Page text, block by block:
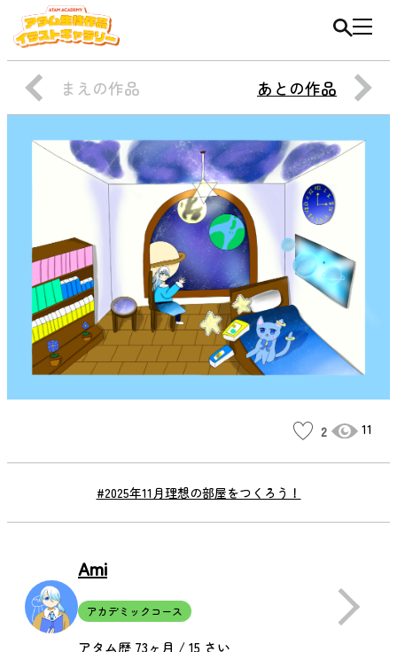
まえの作品 あとの作品
#2025年11月理想の部屋をつくろう！
2 11
Ami
アカデミックコース
アタム歴 73ヶ月 / 15 さい